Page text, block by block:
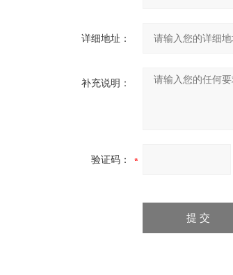
详细地址：
补充说明：
验证码：